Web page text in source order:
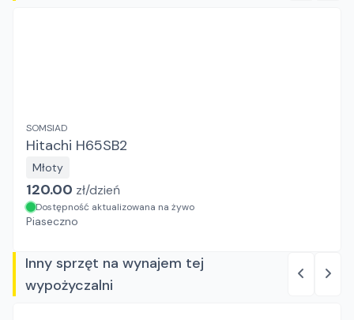
SOMSIAD
Hitachi H65SB2
Młoty
120.00 zł/dzień
Dostępność aktualizowana na żywo
Piaseczno
Inny sprzęt na wynajem tej
wypożyczalni